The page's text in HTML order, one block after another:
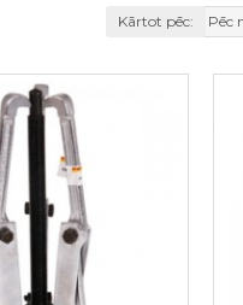
Kārtot pēc: